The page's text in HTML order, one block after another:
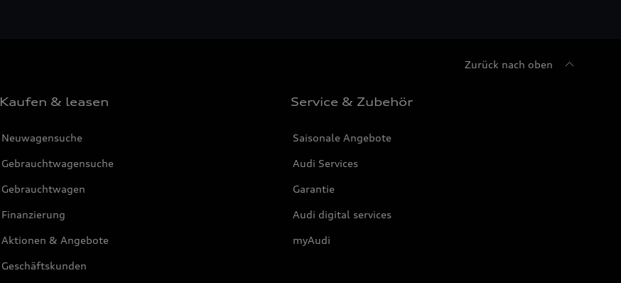
Zurück nach oben
Kaufen & leasen
Neuwagensuche
Gebrauchtwagensuche
Gebrauchtwagen
Finanzierung
Aktionen & Angebote
Geschäftskunden
Service & Zubehör
Saisonale Angebote
Audi Services
Garantie
Audi digital services
myAudi